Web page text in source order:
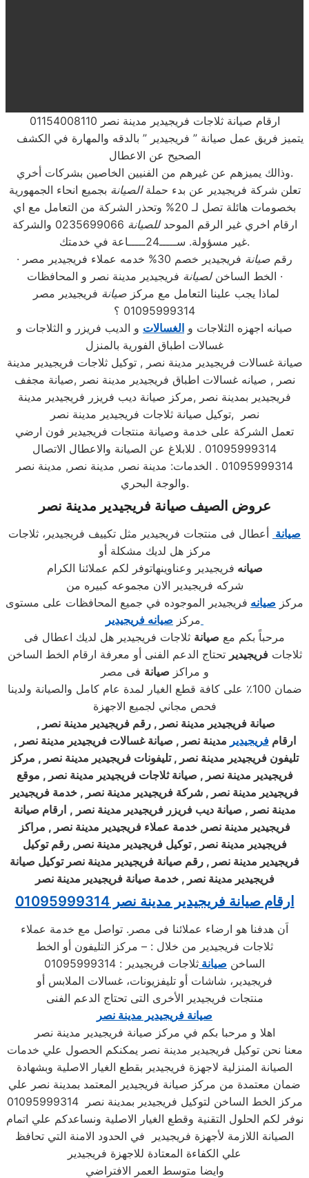
ارقام صيانة ثلاجات فريجيدير مدينة نصر 01154008110
الصحيح عن الاعطال
وذالك يميزهم عن غيرهم من الفنيين الخاصين بشركات أخري.
تعلن شركة فريجيدير عن بدء حملةالصيانة بجميع انحاء الجمهورية
بخصومات هائلة تصل لـ 20% وتحذر الشركة من التعامل مع اي
ارقام اخري غير الرقم الموحدللصيانة
0235699066 والشركة
غير مسؤولة. ســـــ24ـــــاعة في خدمتك.
رقم صيانة
فريجيدير خصم 30% خدمه عملاء فريجيدير مصر ·
الخط الساخنلصيانة
فريجيدير مدينة نصر و المحافظات ·
لماذا يجب علينا التعامل مع مركز صيانة فريجيدير مصر
01095999314 ؟
صيانه اجهزه الثلاجات و الغسالات و الديب فريزر و الثلاجات و
غسالات اطباق الفورية بالمنزل
صيانة غسالات فريجيدير مدينة نصر , توكيل ثلاجات فريجيدير مدينة
نصر , صيانه غسالات اطباق فريجيدير مدينة نصر ,صيانة مجفف
فريجيدير بمدينة نصر ,مركز صيانة ديب فريزر فريجيدير مدينة
نصر ,توكيل صيانة ثلاجات فريجيدير مدينة نصر
تعمل الشركة على خدمة وصيانة منتجات فريجيدير فون ارضي
01095999314 . للابلاغ عن الصيانة والاعطال الاتصال
01095999314 . الخدمات: مدينة نصر, مدينة نصر, مدينة نصر
والوجة البحري.
عروض الصيف صيانة فريجيدير مدينة نصر
صيانة أعطال فى منتجات فريجيدير مثل تكييف فريجيدير، ثلاجات
مركز هل لديك مشكلة أو
صيانه فريجيدير وعناوينهاتوفر لكم عملائنا الكرام
شركه فريجيدير الان مجموعه كبيره من
مركز صيانه فريجيدير الموجوده في جميع المحافظات على مستوى
مركز صيانه فريجيدير
مرحباً بكم مع صيانة ثلاجات فريجيدير هل لديك اعطال فى
ثلاجاتفريجيدير تحتاج الدعم الفنى أو معرفة ارقام الخط الساخن
و مراكز صيانة فى مصر
ضمان 100٪ على كافة قطع الغيار لمدة عام كامل والصيانة ولدينا
فحص مجاني لجميع الاجهزة
صيانة فريجيدير مدينة نصر , رقم فريجيدير مدينة نصر ,
ارقام فريجيدير مدينة نصر , صيانة غسالاتفريجيدير مدينة نصر ,
تليفونفريجيدير مدينة نصر , تليفوناتفريجيدير مدينة نصر , مركز
فريجيدير مدينة نصر , صيانة ثلاجاتفريجيدير مدينة نصر , موقع
فريجيدير مدينة نصر , شركة فريجيدير مدينة نصر , خدمة فريجيدير
مدينة نصر , صيانة ديب فريزرفريجيدير مدينة نصر , ارقام صيانة
فريجيدير مدينة نصر, خدمة عملاء فريجيدير مدينة نصر , مراكز
فريجيدير مدينة نصر , توكيلفريجيدير مدينة نصر, رقم توكيل
فريجيدير مدينة نصر , رقم صيانة فريجيدير مدينة نصر توكيل صيانة
فريجيدير مدينة نصر , خدمة صيانةفريجيدير مدينة نصر
ارقام صيانة فريجيدير مدينة نصر 01095999314
اَن هدفنا هو ارضاء عملائنا فى مصر. تواصل مع خدمة عملاء
ثلاجات فريجيدير من خلال : – مركز التليفون أو الخط
الساخن صيانة ثلاجات فريجيدير : 01095999314
فريجيدير، شاشات أو تليفزيونات، غسالات الملابس أو
منتجات فريجيدير الأخرى التى تحتاج الدعم الفنى
صيانة فريجيدير مدينة نصر
اهلا و مرحبا بكم في مركز صيانة فريجيدير مدينة نصر
معنا نحن توكيل فريجيدير مدينة نصر يمكنكم الحصول علي خدمات
الصيانة المنزلية لاجهزة فريجيدير بقطع الغيار الاصلية وبشهادة
ضمان معتمدة من مركز صيانة فريجيدير المعتمد بمدينة نصر علي
مركز الخط الساخن لتوكيل فريجيدير بمدينة نصر 01095999314
نوفر لكم الحلول التقنية وقطع الغيار الاصلية ونساعدكم علي اتمام
الصيانة اللازمة لأجهزة فريجيدير في الحدود الامنة التي تحافظ
علي الكفاءة المعتادة للاجهزة فريجيدير
وايضا متوسط العمر الافتراضي